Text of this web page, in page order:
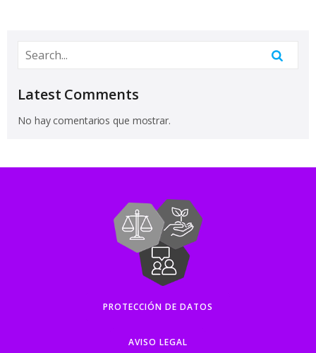
Latest Comments
No hay comentarios que mostrar.
PROTECCIÓN DE DATOS
AVISO LEGAL